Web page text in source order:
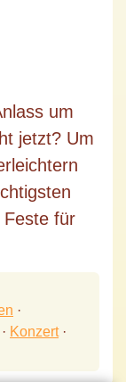
um
jetzt? Um
Feste für
·
· Konzert·